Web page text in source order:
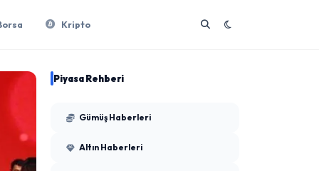
Kripto
Piyasa Rehberi
Gümüş Haberleri
Altın Haberleri